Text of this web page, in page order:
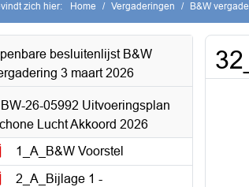
zich hier: Home Vergaderingen B&W
besluitenlijst B&W
3 maart 2026
26-05992 Uitvoeringsplan
Lucht Akkoord 2026
1_A_B&W Voorstel
2_A_Bijlage 1 -